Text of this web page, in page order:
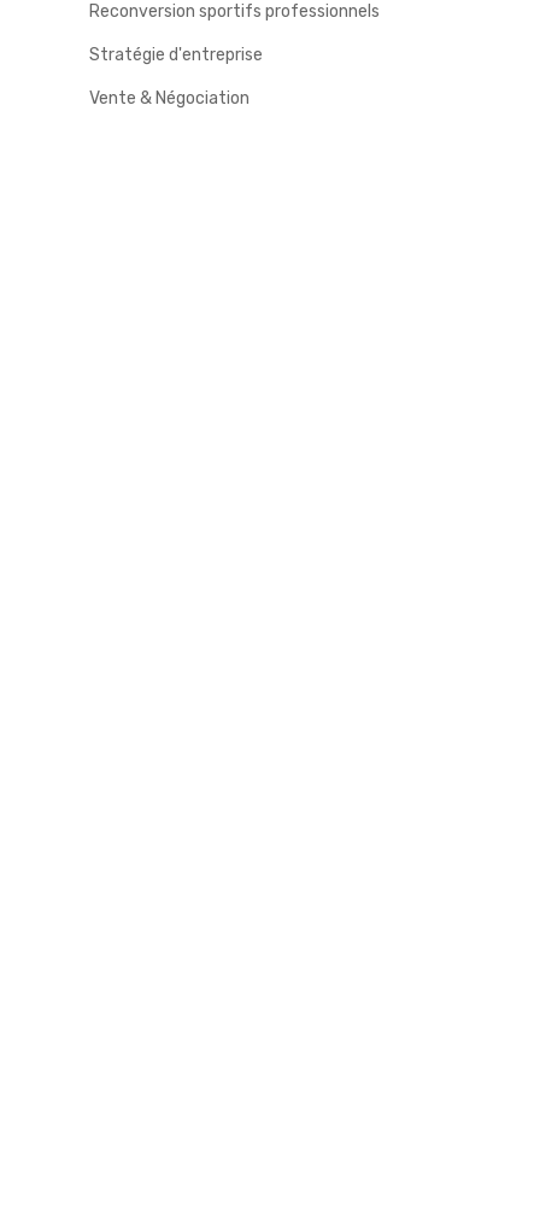
Reconversion sportifs professionnels
Stratégie d'entreprise
Vente & Négociation